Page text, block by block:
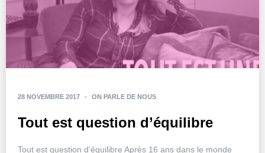
28 NOVEMBRE 2017 - ON PARLE DE NOUS
Tout est question d’équilibre
Tout est question d’équilibre Après 16 ans dans le monde